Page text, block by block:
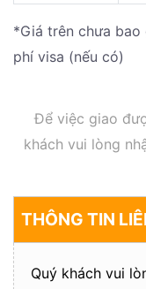
*Giá trên chưa
phí visa (nếu có)
Để việc giao
khách vui lòng
THÔNG TIN
Quý khách vui